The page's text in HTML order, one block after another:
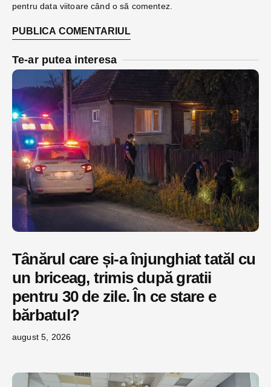
pentru data viitoare când o să comentez.
Te-ar putea interesa
Tânărul care și-a înjunghiat tatăl cu
un briceag, trimis după gratii
pentru 30 de zile. În ce stare e
bărbatul?
august 5, 2026